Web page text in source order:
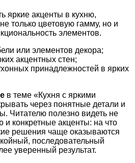
яркие акценты в кухню,
только цветовую гамму, но и
элементов.
или элементов декора;
акцентных стен;
принадлежностей в ярких
в теме «Кухня с яркими
через понятные детали и
Читателю полезно видеть не
конкретные акценты: на что
решения чаще оказываются
последовательный
уверенный результат.